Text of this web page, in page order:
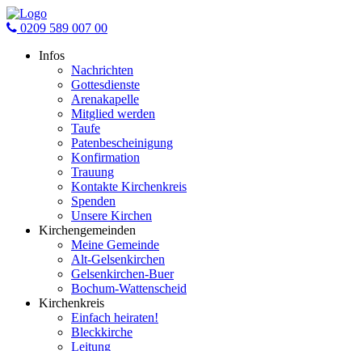
0209 589 007 00
Infos
Nachrichten
Gottesdienste
Arenakapelle
Mitglied werden
Taufe
Patenbescheinigung
Konfirmation
Trauung
Kontakte Kirchenkreis
Spenden
Unsere Kirchen
Kirchengemeinden
Meine Gemeinde
Alt-Gelsenkirchen
Gelsenkirchen-Buer
Bochum-Wattenscheid
Kirchenkreis
Einfach heiraten!
Bleckkirche
Leitung